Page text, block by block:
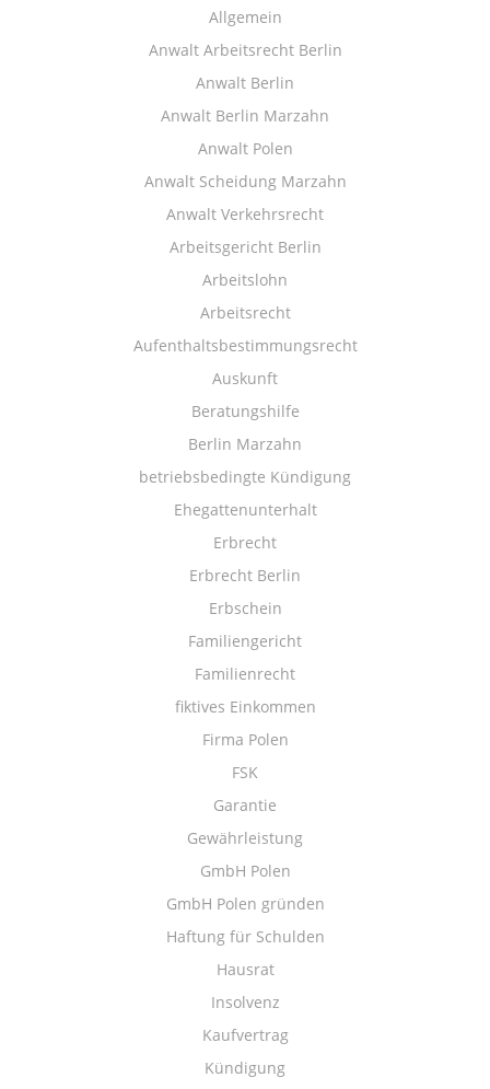
Allgemein
Anwalt Arbeitsrecht Berlin
Anwalt Berlin
Anwalt Berlin Marzahn
Anwalt Polen
Anwalt Scheidung Marzahn
Anwalt Verkehrsrecht
Arbeitsgericht Berlin
Arbeitslohn
Arbeitsrecht
Aufenthaltsbestimmungsrecht
Auskunft
Beratungshilfe
Berlin Marzahn
betriebsbedingte Kündigung
Ehegattenunterhalt
Erbrecht
Erbrecht Berlin
Erbschein
Familiengericht
Familienrecht
fiktives Einkommen
Firma Polen
FSK
Garantie
Gewährleistung
GmbH Polen
GmbH Polen gründen
Haftung für Schulden
Hausrat
Insolvenz
Kaufvertrag
Kündigung